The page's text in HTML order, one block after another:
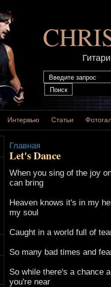
Интервью Статьи
Главная
Let's Dance
When you sing of the joy
can bring
Heaven knows it's in my
my soul
Caught in a world full of
So many bad times and
So while there's a chance
you're near